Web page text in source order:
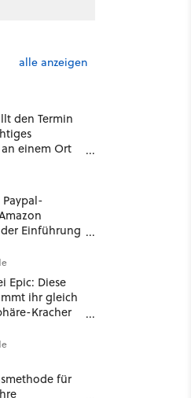
alle anzeigen
den Termin
einem Ort
Einführung
Epic: Diese
ihr gleich
Kracher
für